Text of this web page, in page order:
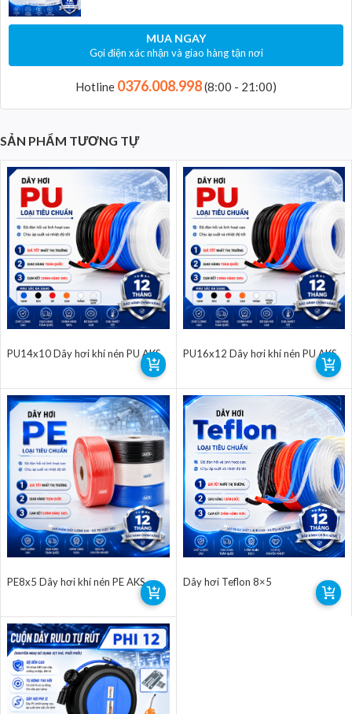
MUA NGAY
Gọi điện xác nhận và giao hàng tận nơi
Hotline 0376.008.998(8:00 - 21:00)
SẢN PHẨM TƯƠNG TỰ
PU14x10 Dây hơi khí nén PU AKS PU16x12 Dây hơi khí nén PU AKS
PE8x5 Dây hơi khí nén PE AKS Dây hơi Teflon 8×5